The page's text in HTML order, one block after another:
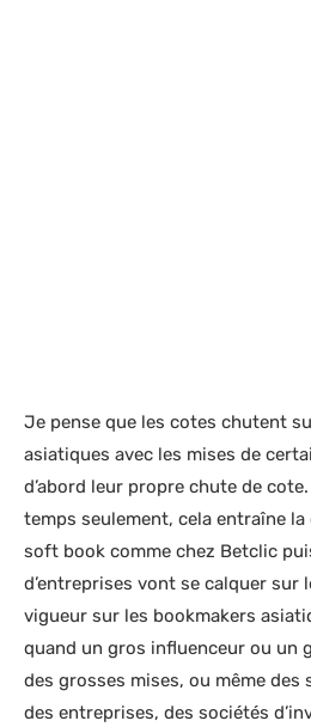
Je pense que les cotes chutent
asiatiques avec les mises de
d’abord leur propre chute de
temps seulement, cela entraîne
soft book comme chez Betclic
d’entreprises vont se calquer sur
vigueur sur les bookmakers
quand un gros influenceur ou un
des grosses mises, ou même
des entreprises, des sociétés